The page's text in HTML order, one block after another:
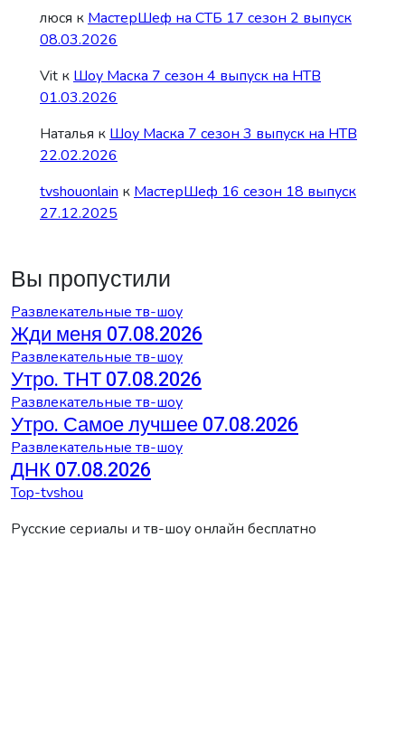
люся к МастерШеф на СТБ 17 сезон 2 выпуск
08.03.2026
Vit к Шоу Маска 7 сезон 4 выпуск на НТВ
01.03.2026
Наталья к Шоу Маска 7 сезон 3 выпуск на НТВ
22.02.2026
tvshouonlain к МастерШеф 16 сезон 18 выпуск
27.12.2025
Вы пропустили
Развлекательные тв-шоу
Жди меня 07.08.2026
Развлекательные тв-шоу
Утро. ТНТ 07.08.2026
Развлекательные тв-шоу
Утро. Самое лучшее 07.08.2026
Развлекательные тв-шоу
ДНК 07.08.2026
Top-tvshou
Русские сериалы и тв-шоу онлайн бесплатно